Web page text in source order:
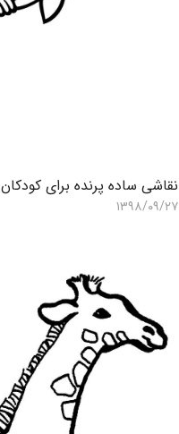
نقاشی ساده پرنده برای کودکان
۱۳۹۸/۰۹/۲۷